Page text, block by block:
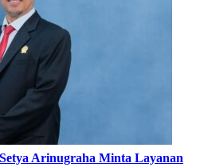
Arinugraha Minta Layanan